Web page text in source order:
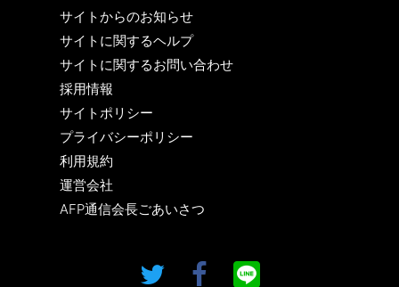
サイトからのお知らせ
サイトに関するヘルプ
サイトに関するお問い合わせ
採用情報
サイトポリシー
プライバシーポリシー
利用規約
運営会社
AFP通信会長ごあいさつ